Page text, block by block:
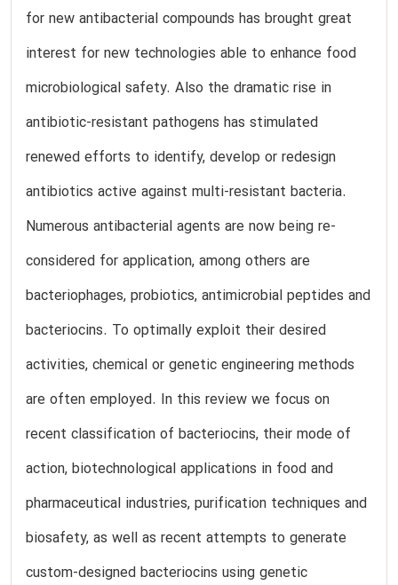
for new antibacterial compounds has brought great
interest for new technologies able to enhance food
microbiological safety. Also the dramatic rise in
antibiotic-resistant pathogens has stimulated
renewed efforts to identify, develop or redesign
antibiotics active against multi-resistant bacteria.
Numerous antibacterial agents are now being re-
considered for application, among others are
bacteriophages, probiotics, antimicrobial peptides and
bacteriocins. To optimally exploit their desired
activities, chemical or genetic engineering methods
are often employed. In this review we focus on
recent classification of bacteriocins, their mode of
action, biotechnological applications in food and
pharmaceutical industries, purification techniques and
biosafety, as well as recent attempts to generate
custom-designed bacteriocins using genetic